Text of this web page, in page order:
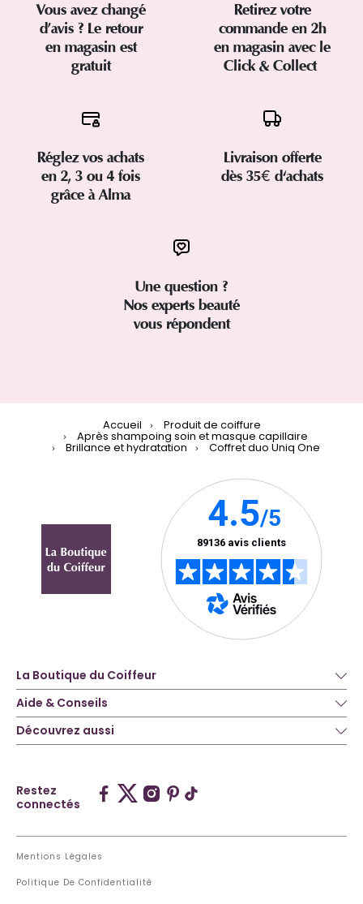
Vous avez changé
d’avis ? Le retour
en magasin est
gratuit
Retirez votre
commande en 2h
en magasin avec le
Click & Collect
Réglez vos achats
en 2, 3 ou 4 fois
grâce à Alma
Livraison offerte
dès 35€ d'achats
Une question ?
Nos experts beauté
vous répondent
Accueil Produit de coiffure
Après shampoing soin et masque capillaire
Brillance et hydratation Coffret duo Uniq One
La Boutique du Coiffeur
Aide & Conseils
Découvrez aussi
Restez
connectés
Mentions Légales
Politique De Confidentialité